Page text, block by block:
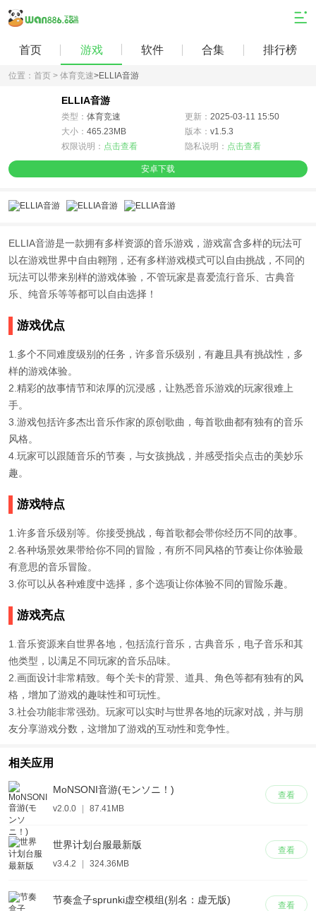
首页 游戏 软件 合集 排行榜
位置： 首页 > 体育竞速>ELLIA音游
ELLIA音游
类型： 体育竞速 更新： 2025-03-11 15:50
大小： 465.23MB 版本： v1.5.3
权限说明： 点击查看 隐私说明： 点击查看
安卓下载
ELLIA音游是一款拥有多样资源的音乐游戏，游戏富含多样的玩法可
以在游戏世界中自由翱翔，还有多样游戏模式可以自由挑战，不同的
玩法可以带来别样的游戏体验，不管玩家是喜爱流行音乐、古典音
乐、纯音乐等等都可以自由选择！
游戏优点
1.多个不同难度级别的任务，许多音乐级别，有趣且具有挑战性，多
样的游戏体验。
2.精彩的故事情节和浓厚的沉浸感，让熟悉音乐游戏的玩家很难上
手。
3.游戏包括许多杰出音乐作家的原创歌曲，每首歌曲都有独有的音乐
风格。
4.玩家可以跟随音乐的节奏，与女孩挑战，并感受指尖点击的美妙乐
趣。
游戏特点
1.许多音乐级别等。你接受挑战，每首歌都会带你经历不同的故事。
2.各种场景效果带给你不同的冒险，有所不同风格的节奏让你体验最
有意思的音乐冒险。
3.你可以从各种难度中选择，多个选项让你体验不同的冒险乐趣。
游戏亮点
1.音乐资源来自世界各地，包括流行音乐，古典音乐，电子音乐和其
他类型，以满足不同玩家的音乐品味。
2.画面设计非常精致。每个关卡的背景、道具、角色等都有独有的风
格，增加了游戏的趣味性和可玩性。
3.社会功能非常强劲。玩家可以实时与世界各地的玩家对战，并与朋
友分享游戏分数，这增加了游戏的互动性和竞争性。
相关应用
查看
MoNSONI音游(モンソニ！)
v2.0.0 87.41MB
查看
世界计划台服最新版
v3.4.2 324.36MB
查看
节奏盒子sprunki虚空模组(别名：虚无版)